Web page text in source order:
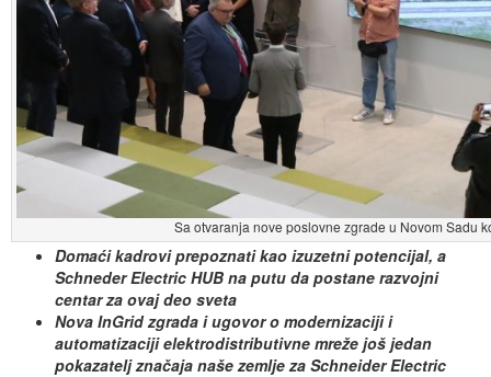
Sa otvaranja nove poslovne zgrade u Novom Sadu
Domaći kadrovi prepoznati kao izuzetni potencijal, a
Schneder Electric HUB na putu da postane razvojni
centar za ovaj deo sveta
Nova InGrid zgrada i ugovor o modernizaciji i
automatizaciji elektrodistributivne mreže još jedan
pokazatelj značaja naše zemlje za Schneider Electric